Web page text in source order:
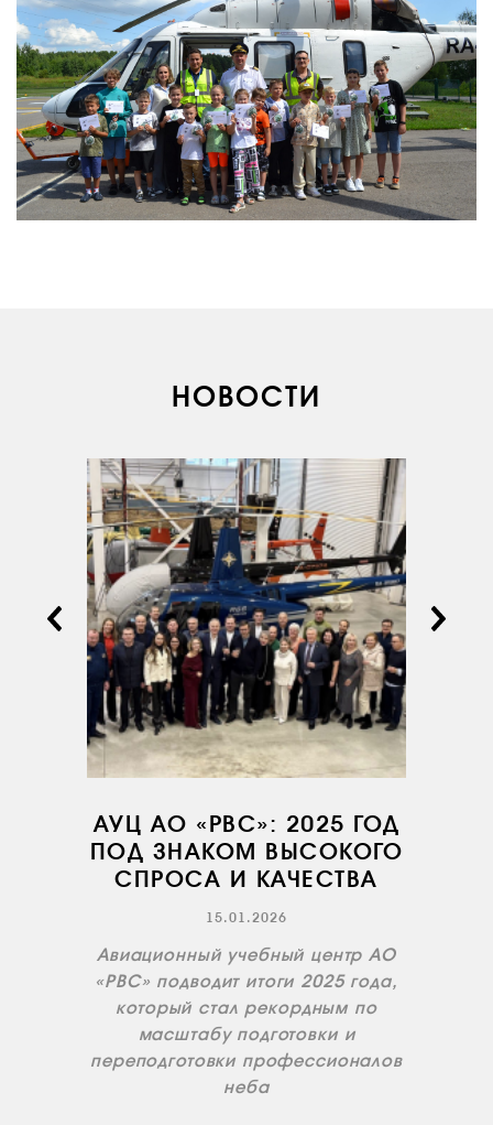
ДОКУМЕНТЫ
КОМПАНИИ
АВИАПАРК
УСЛУГИ
СЕРВИС
ИНФРАСТРУКТУРА
ОБУЧЕНИЕ
ПРОДАЖА АТИ
НОВОСТИ
АУЦ АО «РВС»: 2025 ГОД
ПОД ЗНАКОМ ВЫСОКОГО
СПРОСА И КАЧЕСТВА
15.01.2026
Авиационный учебный центр АО
«РВС» подводит итоги 2025 года,
который стал рекордным по
масштабу подготовки и
переподготовки профессионалов
неба